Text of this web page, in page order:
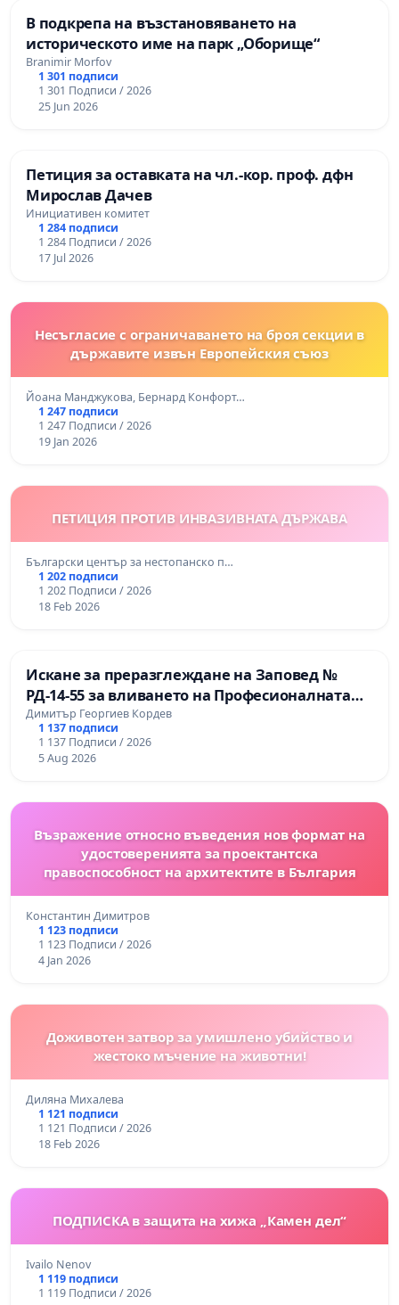
В подкрепа на възстановяването на
историческото име на парк „Оборище“
Branimir Morfov
1 301 подписи
1 301 Подписи / 2026
25 Jun 2026
Петиция за оставката на чл.-кор. проф. дфн
Мирослав Дачев
Инициативен комитет
1 284 подписи
1 284 Подписи / 2026
17 Jul 2026
Несъгласие с ограничаването на броя секции в
държавите извън Европейския съюз
Йоана Манджукова, Бернард Конфорт…
1 247 подписи
1 247 Подписи / 2026
19 Jan 2026
ПЕТИЦИЯ ПРОТИВ ИНВАЗИВНАТА ДЪРЖАВА
Български център за нестопанско п…
1 202 подписи
1 202 Подписи / 2026
18 Feb 2026
Искане за преразглеждане на Заповед №
РД-14-55 за вливането на Професионалната
гимназия по промишлени технологии в
Професионалната гимназия по икономика и
мениджмънт – гр. Пазарджик
Димитър Георгиев Кордев
1 137 подписи
1 137 Подписи / 2026
5 Aug 2026
Възражение относно въведения нов формат на
удостоверенията за проектантска
правоспособност на архитектите в България
Константин Димитров
1 123 подписи
1 123 Подписи / 2026
4 Jan 2026
Доживотен затвор за умишлено убийство и
жестоко мъчение на животни!
Диляна Михалева
1 121 подписи
1 121 Подписи / 2026
18 Feb 2026
ПОДПИСКА в защита на хижа „Камен дел“
Ivailo Nenov
1 119 подписи
1 119 Подписи / 2026